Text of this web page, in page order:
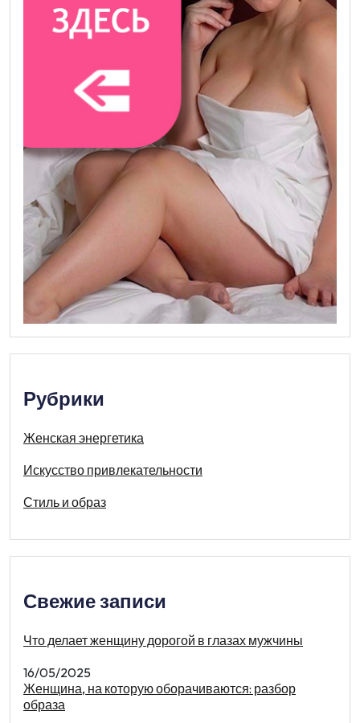
Рубрики
Женская энергетика
Искусство привлекательности
Стиль и образ
Свежие записи
Что делает женщину дорогой в глазах мужчины
16/05/2025
Женщина, на которую оборачиваются: разбор
образа